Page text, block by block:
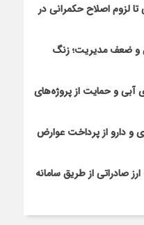
لزوم اصلاح حکمرانی در
و ضعف مدیریت؛ زنگ
و حمایت از پروژه‌های
و دارو از پرداخت عوارض
صادراتی از طریق سامانه